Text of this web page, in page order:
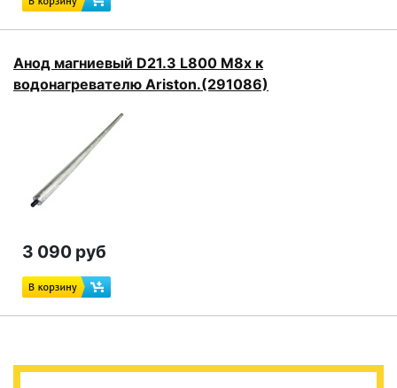
Анод магниевый D21.3 L800 M8x к
водонагревателю Ariston.(291086)
3 090 руб